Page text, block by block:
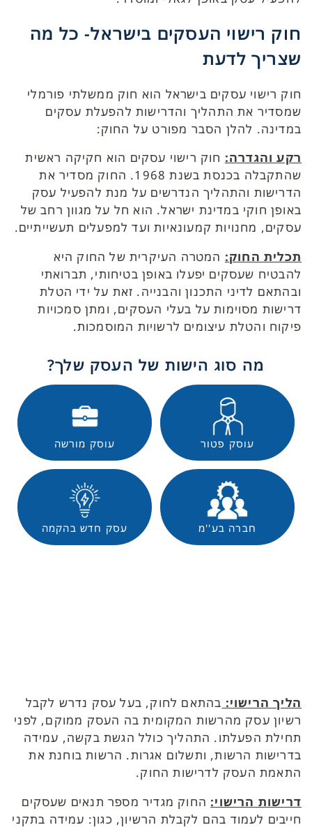
חוק רישוי העסקים בישראל- כל מה
שצריך לדעת
חוק רישוי עסקים בישראל הוא חוק ממשלתי פורמלי
שמסדיר את התהליך והדרישות להפעלת עסקים
במדינה. להלן הסבר מפורט על החוק:
רקע והגדרה: חוק רישוי עסקים הוא חקיקה ראשית
שהתקבלה בכנסת בשנת 1968. החוק מסדיר את
הדרישות והתהליך הנדרשים על מנת להפעיל עסק
באופן חוקי במדינת ישראל. הוא חל על מגוון רחב של
עסקים, מחנויות קמעונאיות ועד למפעלים תעשייתיים.
תכלית החוק: המטרה העיקרית של החוק היא
להבטיח שעסקים יפעלו באופן בטיחותי, תברואתי
ובהתאם לדיני התכנון והבנייה. זאת על ידי הטלת
דרישות מסוימות על בעלי העסקים, ומתן סמכויות
פיקוח והטלת עיצומים לרשויות המוסמכות.
מה סוג הישות של העסק שלך?
עוסק פטור עוסק מורשה
חברה בע''מ עסק חדש בהקמה
הליך הרישוי: בהתאם לחוק, בעל עסק נדרש לקבל
רשיון עסק מהרשות המקומית בה העסק ממוקם, לפני
תחילת הפעלתו. התהליך כולל הגשת בקשה, עמידה
בדרישות הרשות, ותשלום אגרות. הרשות בוחנת את
התאמת העסק לדרישות החוק.
דרישות הרישוי: החוק מגדיר מספר תנאים שעסקים
חייבים לעמוד בהם לקבלת הרשיון, כגון: עמידה בתקני